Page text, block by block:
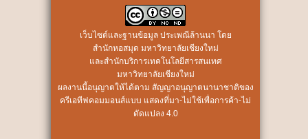
เว็บไซต์และฐานข้อมูล ประเพณีล้านนา โดย
สำนักหอสมุด มหาวิทยาลัยเชียงใหม่
และสำนักบริการเทคโนโลยีสารสนเทศ
มหาวิทยาลัยเชียงใหม่
ผลงานนี้อนุญาตให้ได้ตาม สัญญาอนุญาตนานาชาติของ
ครีเอทีฟคอมมอนส์แบบ แสดงที่มา-ไม่ใช้เพื่อการค้า-ไม่
ดัดแปลง 4.0